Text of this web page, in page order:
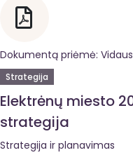
Dokumentą priėmė:
Strategija
Elektrėnų miesto
strategija
Strategija ir planavimas